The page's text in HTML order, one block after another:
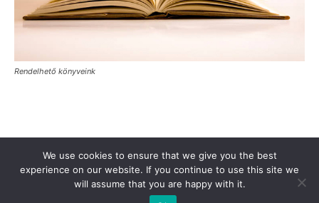
Rendelhető könyveink
Támogasd a Türkinfót! Kiadványaink
Médiaajánlat
Impresszum
Adatkezelési Tájékoztató ÁSZF
Alapítvány
Rólunk
Kapcsolat
We use cookies to ensure that we give you the best
experience on our website. If you continue to use this site we
will assume that you are happy with it.